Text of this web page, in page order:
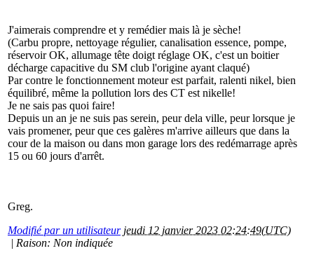
J'aimerais comprendre et y remédier mais là je sèche!
(Carbu propre, nettoyage régulier, canalisation essence, pompe,
réservoir OK, allumage tête doigt réglage OK, c'est un boitier
décharge capacitive du SM club l'origine ayant claqué)
Par contre le fonctionnement moteur est parfait, ralenti nikel, bien
équilibré, même la pollution lors des CT est nikelle!
Je ne sais pas quoi faire!
Depuis un an je ne suis pas serein, peur dela ville, peur lorsque je
vais promener, peur que ces galères m'arrive ailleurs que dans la
cour de la maison ou dans mon garage lors des redémarrage après
15 ou 60 jours d'arrêt.
Greg.
Modifié par un utilisateur jeudi 12 janvier 2023 02:24:49(UTC)
| Raison: Non indiquée